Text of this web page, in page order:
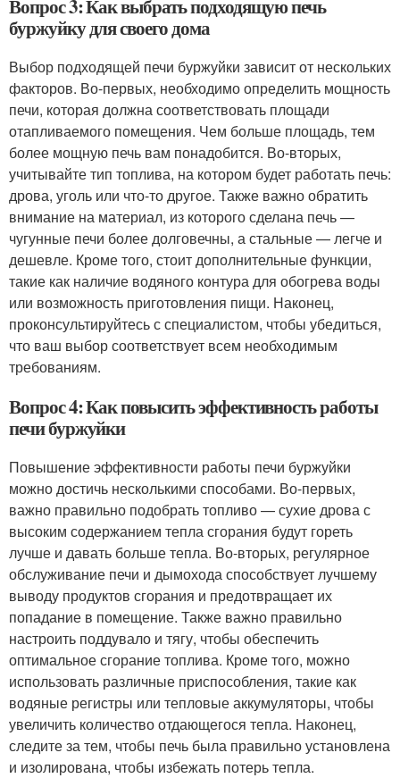
Вопрос 3: Как выбрать подходящую печь
буржуйку для своего дома
Выбор подходящей печи буржуйки зависит от нескольких
факторов. Во-первых, необходимо определить мощность
печи, которая должна соответствовать площади
отапливаемого помещения. Чем больше площадь, тем
более мощную печь вам понадобится. Во-вторых,
учитывайте тип топлива, на котором будет работать печь:
дрова, уголь или что-то другое. Также важно обратить
внимание на материал, из которого сделана печь —
чугунные печи более долговечны, а стальные — легче и
дешевле. Кроме того, стоит дополнительные функции,
такие как наличие водяного контура для обогрева воды
или возможность приготовления пищи. Наконец,
проконсультируйтесь с специалистом, чтобы убедиться,
что ваш выбор соответствует всем необходимым
требованиям.
Вопрос 4: Как повысить эффективность работы
печи буржуйки
Повышение эффективности работы печи буржуйки
можно достичь несколькими способами. Во-первых,
важно правильно подобрать топливо — сухие дрова с
высоким содержанием тепла сгорания будут гореть
лучше и давать больше тепла. Во-вторых, регулярное
обслуживание печи и дымохода способствует лучшему
выводу продуктов сгорания и предотвращает их
попадание в помещение. Также важно правильно
настроить поддувало и тягу, чтобы обеспечить
оптимальное сгорание топлива. Кроме того, можно
использовать различные приспособления, такие как
водяные регистры или тепловые аккумуляторы, чтобы
увеличить количество отдающегося тепла. Наконец,
следите за тем, чтобы печь была правильно установлена
и изолирована, чтобы избежать потерь тепла.